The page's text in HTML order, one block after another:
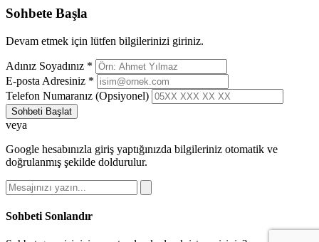
Sohbete Başla
Devam etmek için lütfen bilgilerinizi giriniz.
Adınız Soyadınız *
E-posta Adresiniz *
Telefon Numaranız (Opsiyonel)
Sohbeti Başlat
veya
Google hesabınızla giriş yaptığınızda bilgileriniz otomatik ve
doğrulanmış şekilde doldurulur.
Sohbeti Sonlandır